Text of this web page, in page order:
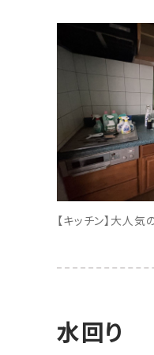
【キッチン】大人気
水回り